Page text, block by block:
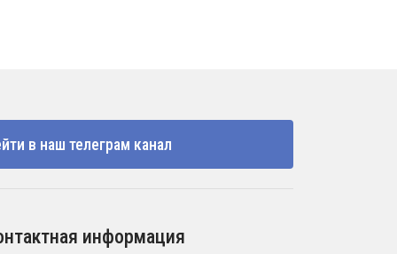
в наш телеграм канал
информация